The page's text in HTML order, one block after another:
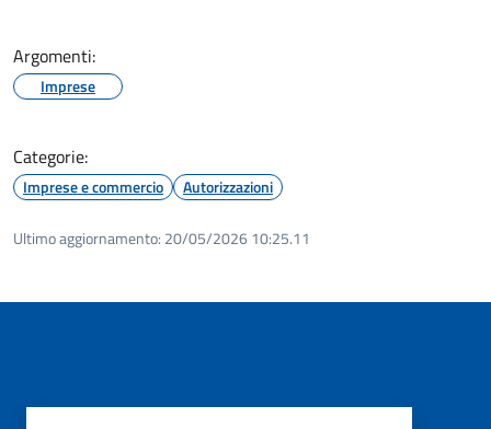
Argomenti:
Imprese
Categorie:
Imprese e commercio Autorizzazioni
Ultimo aggiornamento: 20/05/2026 10:25.11